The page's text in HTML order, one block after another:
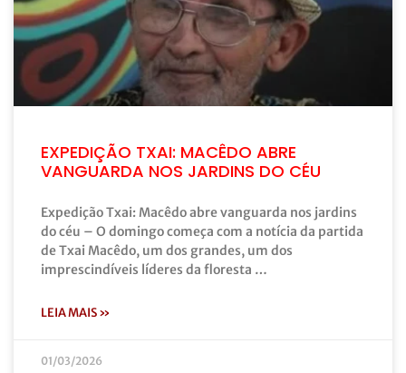
EXPEDIÇÃO TXAI: MACÊDO ABRE
VANGUARDA NOS JARDINS DO CÉU
Expedição Txai: Macêdo abre vanguarda nos jardins
do céu – O domingo começa com a notícia da partida
de Txai Macêdo, um dos grandes, um dos
imprescindíveis líderes da floresta …
LEIA MAIS »
01/03/2026